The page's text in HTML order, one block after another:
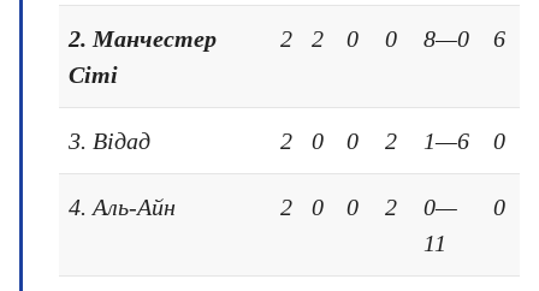
2. Манчестер
Сіті
2 2 0 0 8—0 6
3. Відад 2 0 0 2 1—6 0
4. Аль-Айн 2 0 0 2
0—
11
0